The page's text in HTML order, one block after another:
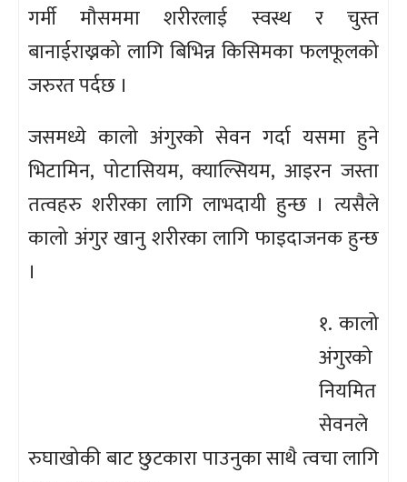
गर्मी मौसममा शरीरलाई स्वस्थ र चुस्त
बानाईराख्नको लागि बिभिन्न किसिमका फलफूलको
जरुरत पर्दछ ।
जसमध्ये कालो अंगुरको सेवन गर्दा यसमा हुने
भिटामिन, पोटासियम, क्याल्सियम, आइरन जस्ता
तत्वहरु शरीरका लागि लाभदायी हुन्छ । त्यसैले
कालो अंगुर खानु शरीरका लागि फाइदाजनक हुन्छ
।
१. कालो
अंगुरको
नियमित
सेवनले
रुघाखोकी बाट छुटकारा पाउनुका साथै त्वचा लागि